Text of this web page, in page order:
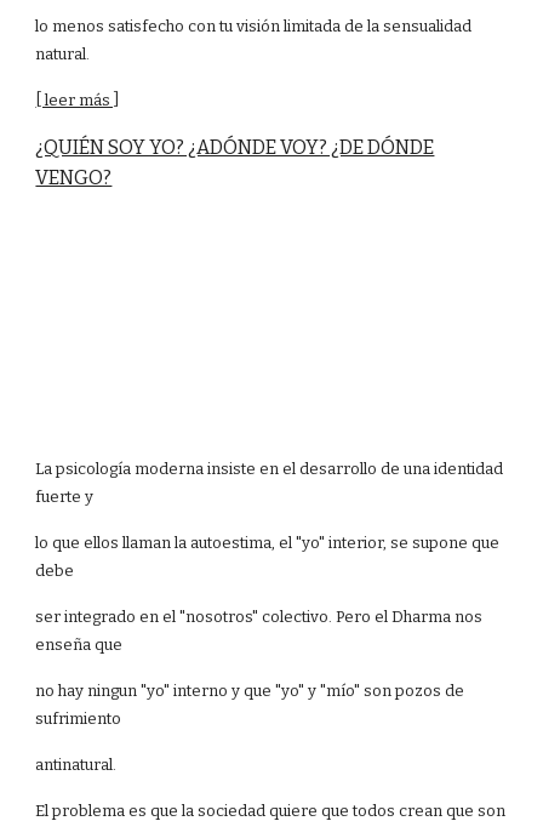
lo menos satisfecho con tu visión limitada de la sensualidad
natural.
[ leer más ]
¿QUIÉN SOY YO? ¿ADÓNDE VOY? ¿DE DÓNDE
VENGO?
La psicología moderna insiste en el desarrollo de una identidad
fuerte y
lo que ellos llaman la autoestima, el "yo" interior, se supone que
debe
ser integrado en el "nosotros" colectivo. Pero el Dharma nos
enseña que
no hay ningun "yo" interno y que "yo" y "mío" son pozos de
sufrimiento
antinatural.
El problema es que la sociedad quiere que todos crean que son